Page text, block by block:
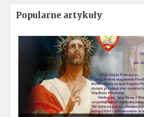
Popularne artykuły